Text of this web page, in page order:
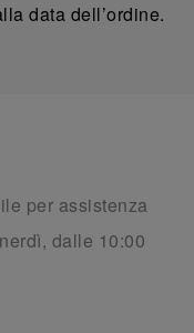
data dell’ordine.
per assistenza
dalle 10:00